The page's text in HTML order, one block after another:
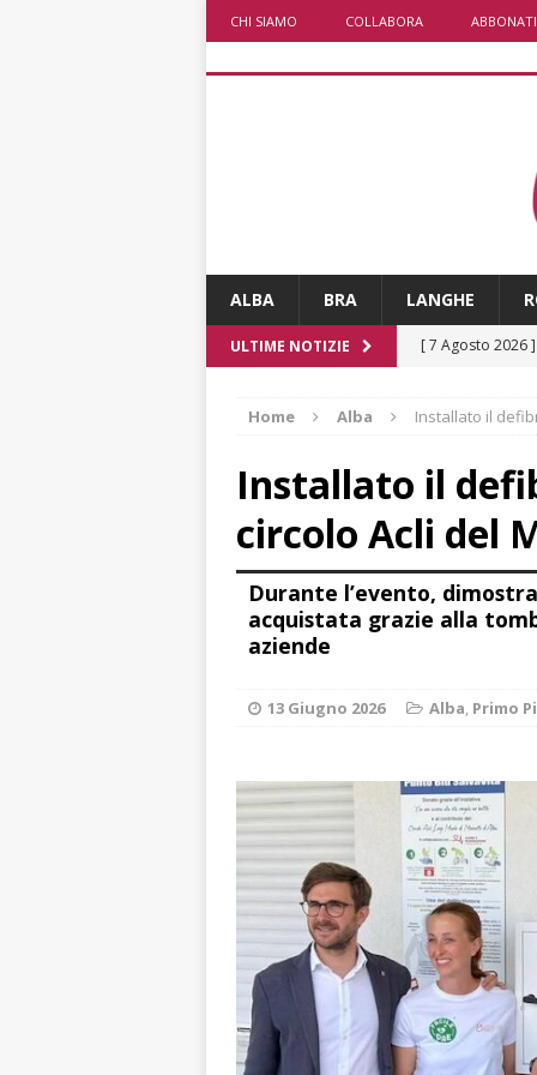
CHI SIAMO COLLABORA ABBONATI
ALBA BRA LANGHE
ULTIME NOTIZIE [ 7 Agosto 2026 ]
[ 7 Agosto 2026 ]
non cancellano
ALTRE NOTIZIE
[ 7 Agosto 2026 ]
dello sferisterio
CULTURA
[ 7 Agosto 2026 ]
vitello
PRIMO
[ 7 Agosto 2026 ]
Home Alba Installato il
Installato il
circolo Acli del
Durante l’evento,
acquistata grazie alla
aziende
13 Giugno 2026 Alba, Primo